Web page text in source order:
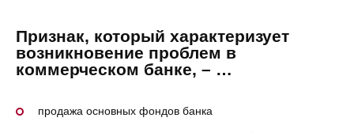
Признак, который характеризует
возникновение проблем в
коммерческом банке, – …
продажа основных фондов банка